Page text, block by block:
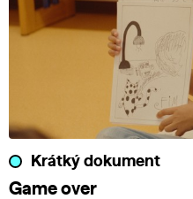
Krátký dokument
Game over